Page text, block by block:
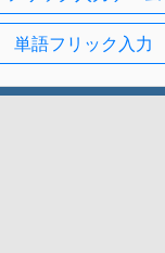
単語フリック入力